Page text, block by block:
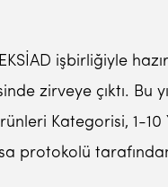
işbirliğiyle
zirveye çıktı. Bu
Kategorisi, 1-
protokolü